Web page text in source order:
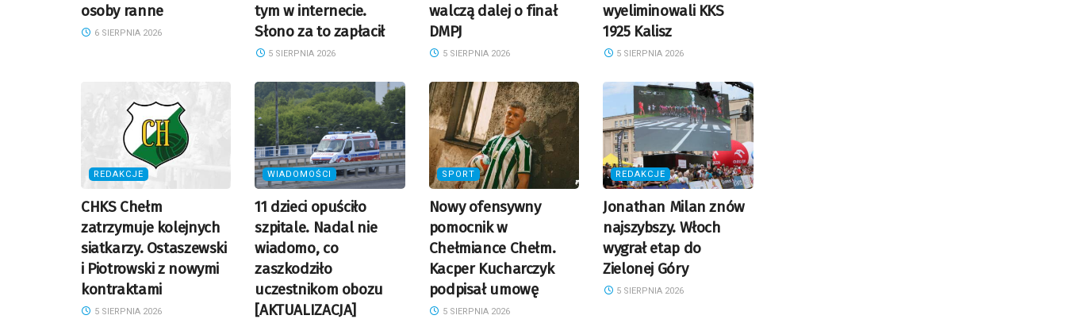
osoby ranne
6 SIERPNIA 2026
tym w internecie.
Słono za to zapłacił
5 SIERPNIA 2026
walczą dalej o finał
DMPJ
5 SIERPNIA 2026
wyeliminowali KKS
1925 Kalisz
5 SIERPNIA 2026
REDAKCJE
CHKS Chełm
zatrzymuje kolejnych
siatkarzy. Ostaszewski
i Piotrowski z nowymi
kontraktami
5 SIERPNIA 2026
WIADOMOŚCI
11 dzieci opuściło
szpitale. Nadal nie
wiadomo, co
zaszkodziło
uczestnikom obozu
[AKTUALIZACJA]
SPORT
Nowy ofensywny
pomocnik w
Chełmiance Chełm.
Kacper Kucharczyk
podpisał umowę
5 SIERPNIA 2026
REDAKCJE
Jonathan Milan znów
najszybszy. Włoch
wygrał etap do
Zielonej Góry
5 SIERPNIA 2026